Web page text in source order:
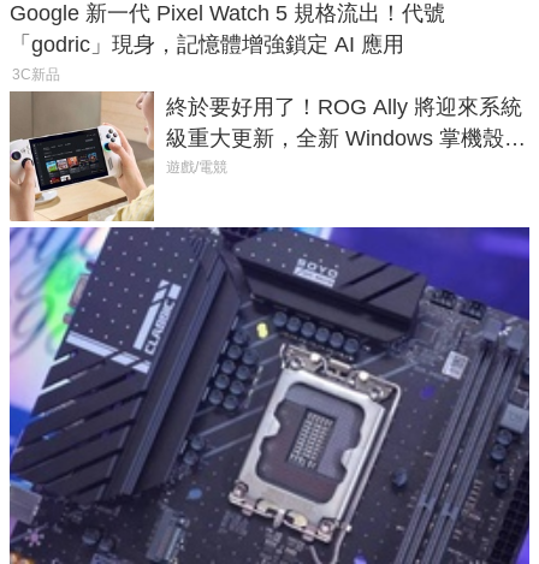
Google 新一代 Pixel Watch 5 規格流出！代號
「godric」現身，記憶體增強鎖定 AI 應用
3C新品
終於要好用了！ROG Ally 將迎來系統
級重大更新，全新 Windows 掌機殼模
式讓操作就像 Xbox 一樣順暢
遊戲/電競